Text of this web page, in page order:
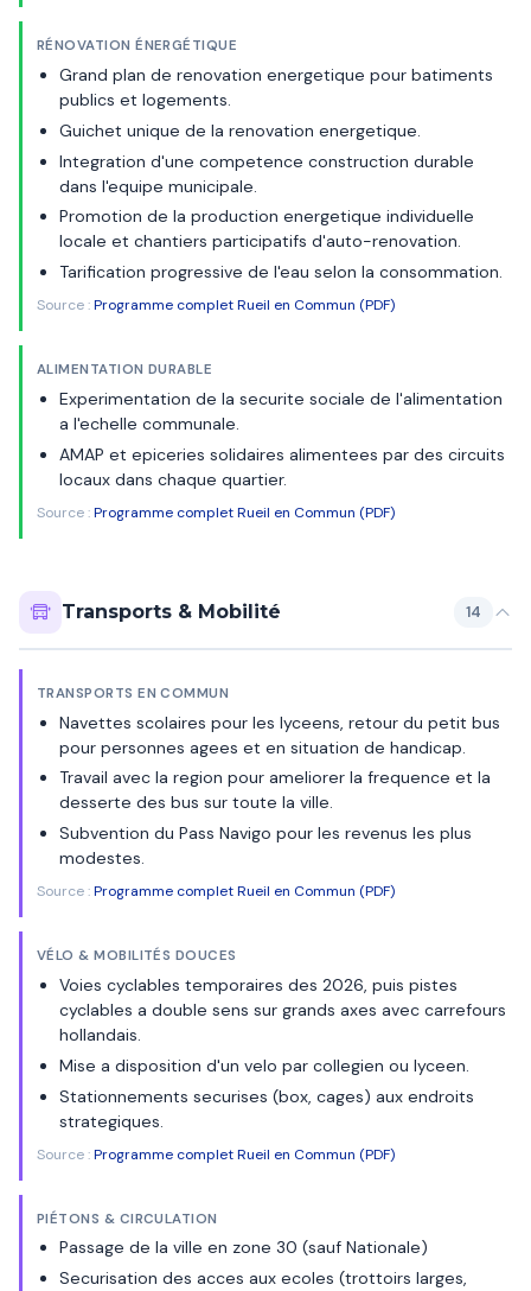
RÉNOVATION ÉNERGÉTIQUE
Grand plan de renovation energetique pour batiments
publics et logements.
Guichet unique de la renovation energetique.
Integration d'une competence construction durable
dans l'equipe municipale.
Promotion de la production energetique individuelle
locale et chantiers participatifs d'auto-renovation.
Tarification progressive de l'eau selon la consommation.
Source :Programme complet Rueil en Commun (PDF)
ALIMENTATION DURABLE
Experimentation de la securite sociale de l'alimentation
a l'echelle communale.
AMAP et epiceries solidaires alimentees par des circuits
locaux dans chaque quartier.
Source :Programme complet Rueil en Commun (PDF)
Transports & Mobilité 14
TRANSPORTS EN COMMUN
Navettes scolaires pour les lyceens, retour du petit bus
pour personnes agees et en situation de handicap.
Travail avec la region pour ameliorer la frequence et la
desserte des bus sur toute la ville.
Subvention du Pass Navigo pour les revenus les plus
modestes.
Source :Programme complet Rueil en Commun (PDF)
VÉLO & MOBILITÉS DOUCES
Voies cyclables temporaires des 2026, puis pistes
cyclables a double sens sur grands axes avec carrefours
hollandais.
Mise a disposition d'un velo par collegien ou lyceen.
Stationnements securises (box, cages) aux endroits
strategiques.
Source :Programme complet Rueil en Commun (PDF)
PIÉTONS & CIRCULATION
Passage de la ville en zone 30 (sauf Nationale)
Securisation des acces aux ecoles (trottoirs larges,